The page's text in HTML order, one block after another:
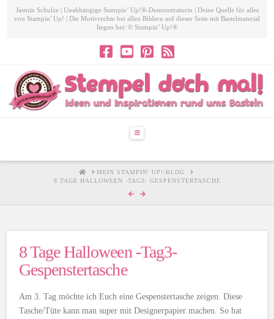
Jasmin Schulze | Unabhängige Stampin’ Up!®-Demonstratorin | Deine Quelle für alles
von Stampin' Up! | Die Motivrechte bei allen Bildern auf dieser Seite mit Bastelmaterial
liegen bei: © Stampin’ Up!®
Navigation
HOMEMEIN STAMPIN' UP!-BLOG
8 TAGE HALLOWEEN -TAG3- GESPENSTERTASCHE
8 Tage Halloween -Tag3-
Gespenstertasche
Am 3. Tag möchte ich Euch eine Gespenstertasche zeigen. Diese
Tasche/Tüte kann man super mit Designerpapier machen. So hat